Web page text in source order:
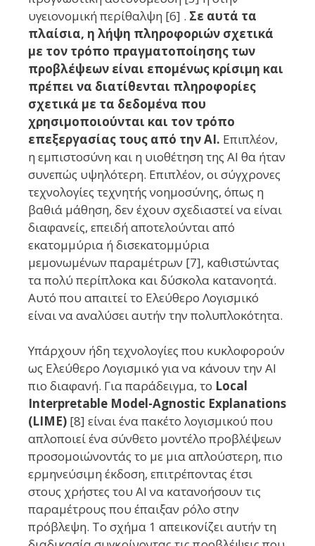
υγειονομική περίθαλψη [6] . Σε αυτά τα
πλαίσια, η λήψη πληροφοριών σχετικά
με τον τρόπο πραγματοποίησης των
προβλέψεων είναι επομένως κρίσιμη και
πρέπει να διατίθενται πληροφορίες
σχετικά με τα δεδομένα που
χρησιμοποιούνται και τον τρόπο
επεξεργασίας τους από την AI. Επιπλέον,
η εμπιστοσύνη και η υιοθέτηση της AI θα ήταν
συνεπώς υψηλότερη. Επιπλέον, οι σύγχρονες
τεχνολογίες τεχνητής νοημοσύνης, όπως η
βαθιά μάθηση, δεν έχουν σχεδιαστεί να είναι
διαφανείς, επειδή αποτελούνται από
εκατομμύρια ή δισεκατομμύρια
μεμονωμένων παραμέτρων [7], καθιστώντας
τα πολύ περίπλοκα και δύσκολα κατανοητά.
Αυτό που απαιτεί το Ελεύθερο Λογισμικό
είναι να αναλύσει αυτήν την πολυπλοκότητα.
Υπάρχουν ήδη τεχνολογίες που κυκλοφορούν
ως Ελεύθερο Λογισμικό για να κάνουν την AI
πιο διαφανή. Για παράδειγμα, το Local
Interpretable Model-Agnostic Explanations
(LIME) [8] είναι ένα πακέτο λογισμικού που
απλοποιεί ένα σύνθετο μοντέλο προβλέψεων
προσομοιώνοντάς το με μια απλούστερη, πιο
ερμηνεύσιμη έκδοση, επιτρέποντας έτσι
στους χρήστες του AI να κατανοήσουν τις
παραμέτρους που έπαιξαν ρόλο στην
πρόβλεψη. Το σχήμα 1 απεικονίζει αυτήν τη